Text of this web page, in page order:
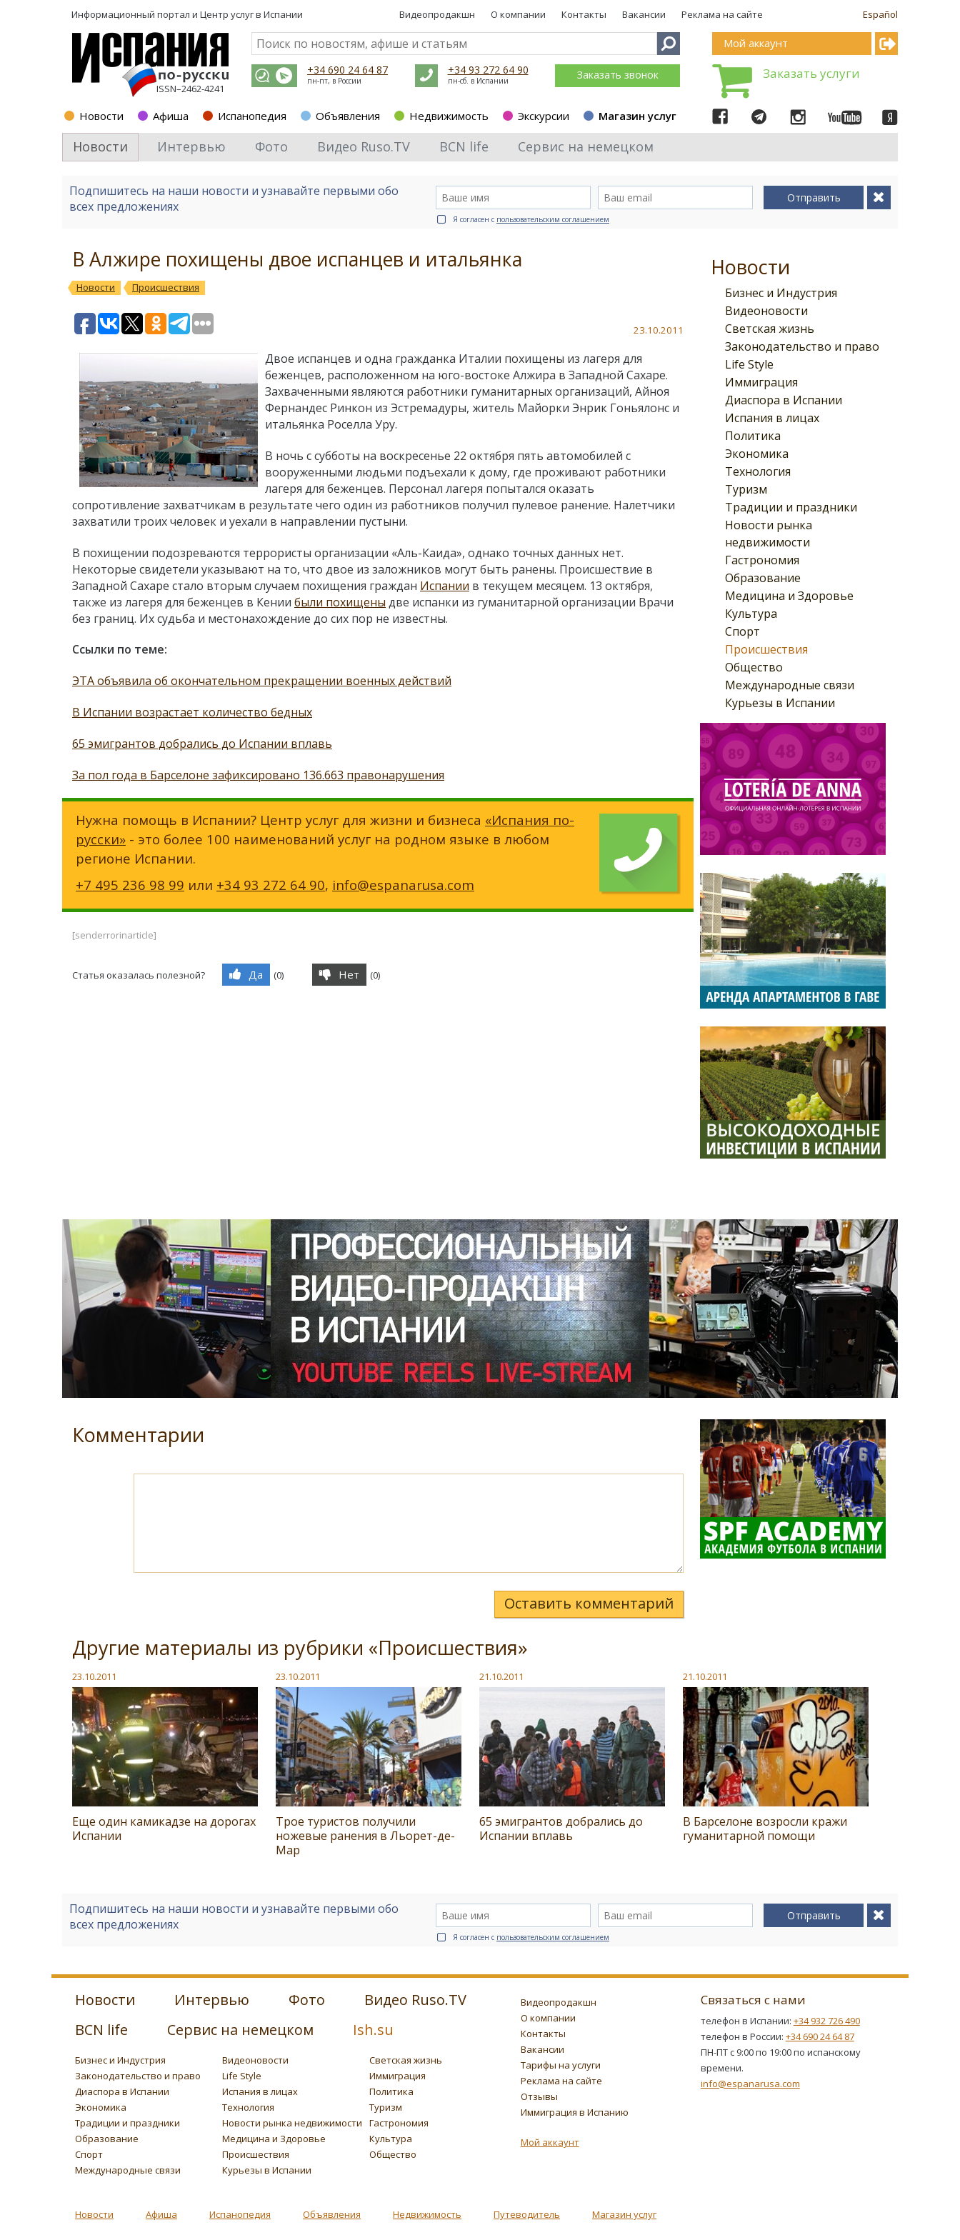
Информационный портал и Центр услуг в Испании Español
Видеопродакшн О компании Контакты Вакансии Реклама на сайте
ISSN–2462-4241
+34 690 24 64 87
пн-пт, в России
+34 93 272 64 90
пн-сб. в Испании Заказать звонок
Новости Афиша Испанопедия Объявления Недвижимость Экскурсии Магазин услуг
Мой аккаунт
Заказать услуги
Новости Интервью Фото Видео Ruso.TV BCN life Сервис на немецком
Подпишитесь на наши новости и узнавайте первыми обо
всех предложениях
Отправить
Я согласен с пользовательским соглашением
Новости
Бизнес и Индустрия
Видеоновости
Светская жизнь
Законодательство и право
Life Style
Иммиграция
Диаспора в Испании
Испания в лицах
Политика
Экономика
Технология
Туризм
Традиции и праздники
Новости рынка
недвижимости
Гастрономия
Образование
Медицина и Здоровье
Культура
Спорт
Происшествия
Общество
Международные связи
Курьезы в Испании
В Алжире похищены двое испанцев и итальянка
Новости Происшествия
23.10.2011
Двое испанцев и одна гражданка Италии похищены из лагеря для
беженцев, расположенном на юго-востоке Алжира в Западной Сахаре.
Захваченными являются работники гуманитарных организаций, Айноя
Фернандес Ринкон из Эстремадуры, житель Майорки Энрик Гоньялонс и
итальянка Роселла Уру.
В ночь с субботы на воскресенье 22 октября пять автомобилей с
вооруженными людьми подъехали к дому, где проживают работники
лагеря для беженцев. Персонал лагеря попытался оказать
сопротивление захватчикам в результате чего один из работников получил пулевое ранение. Налетчики
захватили троих человек и уехали в направлении пустыни.
В похищении подозреваются террористы организации «Аль-Каида», однако точных данных нет.
Некоторые свидетели указывают на то, что двое из заложников могут быть ранены. Происшествие в
Западной Сахаре стало вторым случаем похищения граждан Испании в текущем месяцем. 13 октября,
также из лагеря для беженцев в Кении были похищены две испанки из гуманитарной организации Врачи
без границ. Их судьба и местонахождение до сих пор не известны.
Ссылки по теме:
ЭТА объявила об окончательном прекращении военных действий
В Испании возрастает количество бедных
65 эмигрантов добрались до Испании вплавь
За пол года в Барселоне зафиксировано 136.663 правонарушения
Нужна помощь в Испании? Центр услуг для жизни и бизнеса «Испания по-
русски» - это более 100 наименований услуг на родном языке в любом
регионе Испании.
+7 495 236 98 99 или +34 93 272 64 90, info@espanarusa.com
[senderrorinarticle]
Статья оказалась полезной? Да (0) Нет (0)
Комментарии
Оставить комментарий
Другие материалы из рубрики «Происшествия»
23.10.2011
Еще один камикадзе на дорогах
Испании
23.10.2011
Трое туристов получили
ножевые ранения в Льорет-де-
Мар
21.10.2011
65 эмигрантов добрались до
Испании вплавь
21.10.2011
В Барселоне возросли кражи
гуманитарной помощи
Подпишитесь на наши новости и узнавайте первыми обо
всех предложениях
Отправить
Я согласен с пользовательским соглашением
Новости Интервью Фото
Видео Ruso.TV
BCN life
Сервис на немецком Ish.su
Бизнес и Индустрия Видеоновости
Светская жизнь
Законодательство и право
Life Style
Иммиграция
Диаспора в Испании
Испания в лицах
Политика
Экономика
Технология
Туризм
Традиции и праздники
Новости рынка недвижимости
Гастрономия
Образование
Медицина и Здоровье
Культура
Спорт
Происшествия
Общество
Международные связи
Курьезы в Испании
Видеопродакшн
О компании
Контакты
Вакансии
Тарифы на услуги
Реклама на сайте
Отзывы
Иммиграция в Испанию
Мой аккаунт
Связаться с нами
телефон в Испании: +34 932 726 490
телефон в России: +34 690 24 64 87
ПН-ПТ с 9:00 по 19:00 по испанскому
времени.
info@espanarusa.com
Новости Афиша Испанопедия Объявления Недвижимость Путеводитель Магазин услуг